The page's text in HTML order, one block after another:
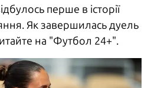
перше в історії
Як завершилась дуель
на "Футбол 24+".